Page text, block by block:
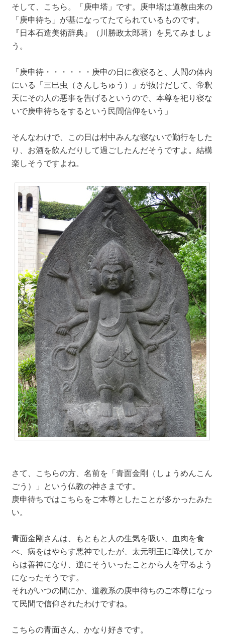
そして、こちら。「庚申塔」です。庚申塔は道教由来の
「庚申待ち」が基になってたてられているものです。
『日本石造美術辞典』（川勝政太郎著）を見てみましょ
う。
「庚申待・・・・・・庚申の日に夜寝ると、人間の体内
にいる「三巳虫（さんしちゅう）」が抜けだして、帝釈
天にその人の悪事を告げるというので、本尊を祀り寝な
いで庚申待ちをするという民間信仰をいう」
そんなわけで、この日は村中みんな寝ないで勤行をした
り、お酒を飲んだりして過ごしたんだそうですよ。結構
楽しそうですよね。
さて、こちらの方、名前を「青面金剛（しょうめんこん
ごう）」という仏教の神さまです。
庚申待ちではこちらをご本尊としたことが多かったみた
い。
青面金剛さんは、もともと人の生気を吸い、血肉を食
べ、病をはやらす悪神でしたが、太元明王に降伏してか
らは善神になり、逆にそういったことから人を守るよう
になったそうです。
それがいつの間にか、道教系の庚申待ちのご本尊になっ
て民間で信仰されたわけですね。
こちらの青面さん、かなり好きです。